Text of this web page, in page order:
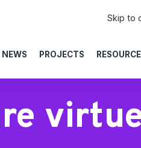
Skip to
NEWS PROJECTS